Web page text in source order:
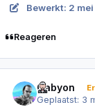
Bewerkt: 2
Reageren
Cabyon
Geplaatst: 3